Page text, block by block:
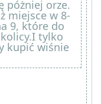
póżniej orze.
miejsce w 8-
9, które do
tylko
kupić wiśnie